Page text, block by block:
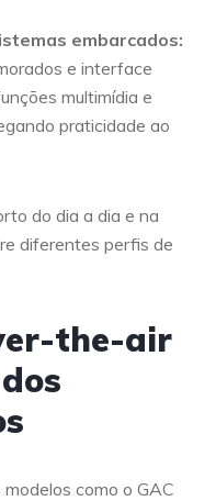
embarcados:
e interface
multimídia e
praticidade ao
do dia a dia e na
diferentes perfis de
the-air
como o GAC